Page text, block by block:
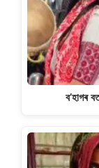
k
ব’হাগৰ